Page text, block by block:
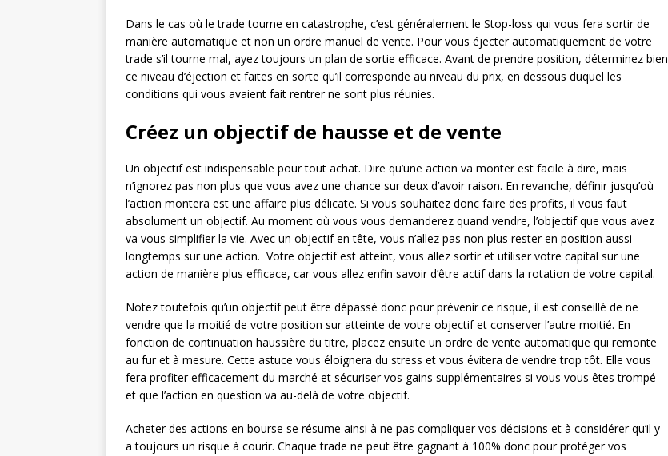
Dans le cas où le trade tourne en catastrophe, c’est généralement le Stop-loss qui vous fera sortir de
manière automatique et non un ordre manuel de vente. Pour vous éjecter automatiquement de votre
trade s’il tourne mal, ayez toujours un plan de sortie efficace. Avant de prendre position, déterminez bien
ce niveau d’éjection et faites en sorte qu’il corresponde au niveau du prix, en dessous duquel les
conditions qui vous avaient fait rentrer ne sont plus réunies.
Créez un objectif de hausse et de vente
Un objectif est indispensable pour tout achat. Dire qu’une action va monter est facile à dire, mais
n’ignorez pas non plus que vous avez une chance sur deux d’avoir raison. En revanche, définir jusqu’où
l’action montera est une affaire plus délicate. Si vous souhaitez donc faire des profits, il vous faut
absolument un objectif. Au moment où vous vous demanderez quand vendre, l’objectif que vous avez
va vous simplifier la vie. Avec un objectif en tête, vous n’allez pas non plus rester en position aussi
longtemps sur une action. Votre objectif est atteint, vous allez sortir et utiliser votre capital sur une
action de manière plus efficace, car vous allez enfin savoir d’être actif dans la rotation de votre capital.
Notez toutefois qu’un objectif peut être dépassé donc pour prévenir ce risque, il est conseillé de ne
vendre que la moitié de votre position sur atteinte de votre objectif et conserver l’autre moitié. En
fonction de continuation haussière du titre, placez ensuite un ordre de vente automatique qui remonte
au fur et à mesure. Cette astuce vous éloignera du stress et vous évitera de vendre trop tôt. Elle vous
fera profiter efficacement du marché et sécuriser vos gains supplémentaires si vous vous êtes trompé
et que l’action en question va au-delà de votre objectif.
Acheter des actions en bourse se résume ainsi à ne pas compliquer vos décisions et à considérer qu’il y
a toujours un risque à courir. Chaque trade ne peut être gagnant à 100% donc pour protéger vos